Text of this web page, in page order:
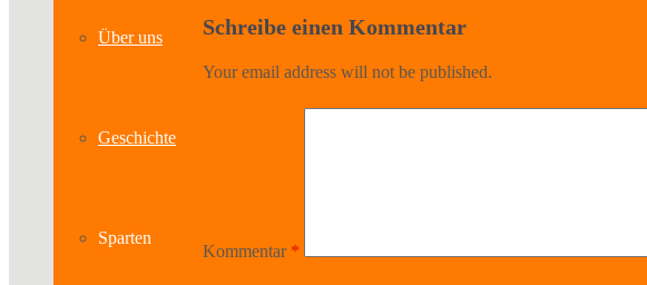
Über uns
Geschichte
Sparten
Schreibe einen Kommentar
Your email address will not be published.
Kommentar *